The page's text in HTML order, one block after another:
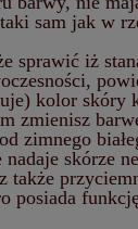
sam jak w
sprawić iż
kolor
zmienisz
zimnego
skórze
także
posiada